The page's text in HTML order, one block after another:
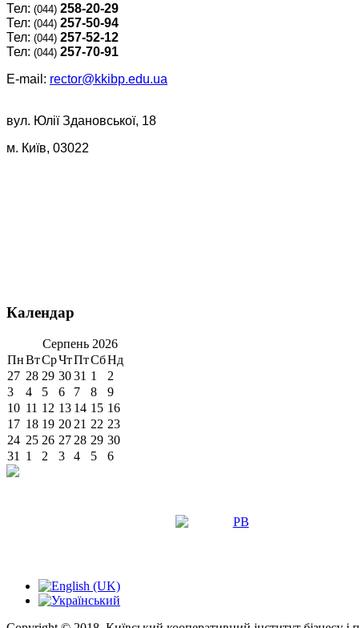
Тел: (044) 258-20-29
Тел: (044) 257-50-94
Тел: (044) 257-52-12
Тел: (044) 257-70-91
E-mail: rector@kkibp.edu.ua
вул. Юлії Здановської, 18
м. Київ, 03022
Календар
Серпень 2026
ПнВтСрЧтПтСбНд
27 28 29 3031 1
2
3
4 5 6 7 8
9
10 11 12 13 14 15 16
17 18 19 20 21 22 23
24 25 26 27 28 29 30
31
1 2 3 4 5 6